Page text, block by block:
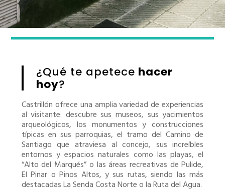
¿Qué te apetece hacer
hoy?
Castrillón ofrece una amplia variedad de experiencias
al visitante: descubre sus museos, sus yacimientos
arqueológicos, los monumentos y construcciones
típicas en sus parroquias, el tramo del Camino de
Santiago que atraviesa al concejo, sus increíbles
entornos y espacios naturales como las playas, el
“Alto del Marqués” o las áreas recreativas de Pulide,
El Pinar o Pinos Altos, y sus rutas, siendo las más
destacadas La Senda Costa Norte o la Ruta del Agua.